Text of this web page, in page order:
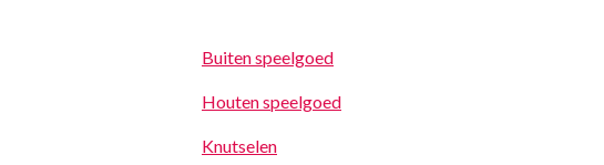
Buiten speelgoed
Houten speelgoed
Knutselen